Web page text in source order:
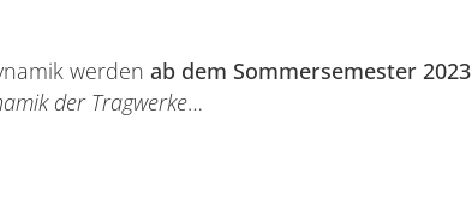
werden ab dem Sommersemester 2023
der Tragwerke…